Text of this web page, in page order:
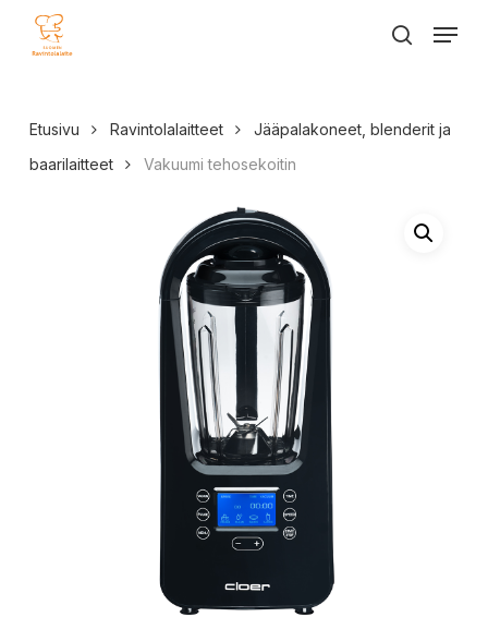
search
Menu
Etusivu Ravintolalaitteet
Jääpalakoneet, blenderit ja
baarilaitteet
Vakuumi tehosekoitin